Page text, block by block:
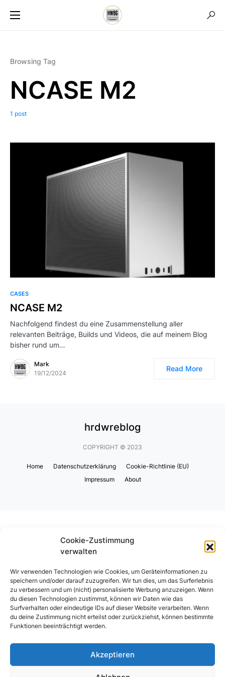
Cookie-Zustimmung
verwalten
Wir verwenden Technologien wie Cookies, um Geräteinformationen zu
speichern und/oder darauf zuzugreifen. Wir tun dies, um das Surferlebnis
zu verbessern und um (nicht) personalisierte Werbung anzuzeigen. Wenn
du diesen Technologien zustimmst, können wir Daten wie das
Surfverhalten oder eindeutige IDs auf dieser Website verarbeiten. Wenn
du deine Zustimmung nicht erteilst oder zurückziehst, können bestimmte
Funktionen beeinträchtigt werden.
Akzeptieren
Browsing Tag
NCASE M2
1 post
CASES
NCASE M2
Nachfolgend findest du eine Zusammenstellung aller
relevanten Beiträge, Builds und Videos, die auf meinem Blog
bisher rund um…
Mark
19/12/2024
Read More
hrdwreblog
COPYRIGHT © 2023
Home Datenschutzerklärung
Cookie-Richtlinie (EU)
Impressum
About